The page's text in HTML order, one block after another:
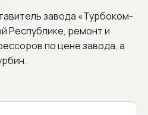
завода «Турбоком-
Республике, ремонт и
по цене завода, а